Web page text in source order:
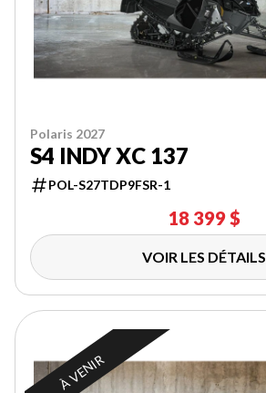
Polaris 2027
S4 INDY XC 137
POL-S27TDP9FSR-1
18 399 $
VOIR LES DÉTAILS
À VENIR